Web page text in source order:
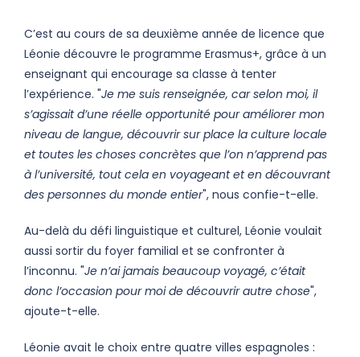
C’est au cours de sa deuxième année de licence que
Léonie découvre le programme Erasmus+, grâce à un
enseignant qui encourage sa classe à tenter
l’expérience. "Je me suis renseignée, car selon moi, il
s’agissait d’une réelle opportunité pour améliorer mon
niveau de langue, découvrir sur place la culture locale
et toutes les choses concrètes que l’on n’apprend pas
à l’université, tout cela en voyageant et en découvrant
des personnes du monde entier", nous confie-t-elle.
Au-delà du défi linguistique et culturel, Léonie voulait
aussi sortir du foyer familial et se confronter à
l’inconnu. "Je n’ai jamais beaucoup voyagé, c’était
donc l’occasion pour moi de découvrir autre chose",
ajoute-t-elle.
Léonie avait le choix entre quatre villes espagnoles :